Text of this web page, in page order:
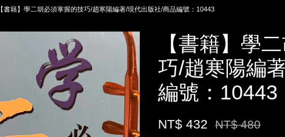
【書籍】學二胡必須掌握的技巧/趙寒陽編著/現代出版社/商品編號：10443
【書籍】學
巧/趙寒陽編
編號：10443
NT$ 432 NT$ 480